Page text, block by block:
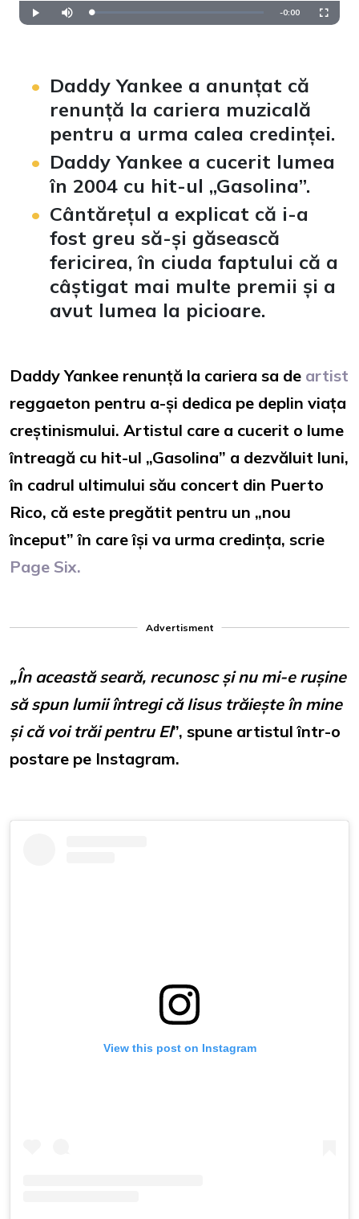
Play Mute Loaded
0%
Remaining
-0:00
Daddy Yankee a anunțat că
renunță la cariera muzicală
pentru a urma calea credinței.
Daddy Yankee a cucerit lumea
în 2004 cu hit-ul „Gasolina”.
Cântărețul a explicat că i-a
fost greu să-și găsească
fericirea, în ciuda faptului că a
câștigat mai multe premii și a
avut lumea la picioare.
Daddy Yankee renunță la cariera sa de artist
reggaeton pentru a-și dedica pe deplin viața
creștinismului. Artistul care a cucerit o lume
întreagă cu hit-ul „Gasolina” a dezvăluit luni,
în cadrul ultimului său concert din Puerto
Rico, că este pregătit pentru un „nou
început” în care își va urma credința, scrie
Page Six.
Advertisment
„În această seară, recunosc și nu mi-e rușine
să spun lumii întregi că Iisus trăiește în mine
și că voi trăi pentru El”, spune artistul într-o
postare pe Instagram.
View this post on Instagram